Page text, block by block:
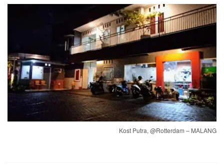
Kost Putra, @Rotterdam – MALANG